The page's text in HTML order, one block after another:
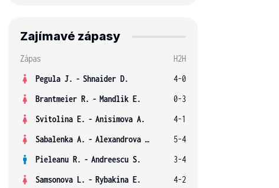
Zajímavé zápasy
Zápas
H2H
Pegula J. - Shnaider D.
4-0
Brantmeier R. - Mandlik E.
0-3
Svitolina E. - Anisimova A.
4-1
Sabalenka A. - Alexandrova E.
5-4
Pieleanu R. - Andreescu S.
3-4
Samsonova L. - Rybakina E. 4-2